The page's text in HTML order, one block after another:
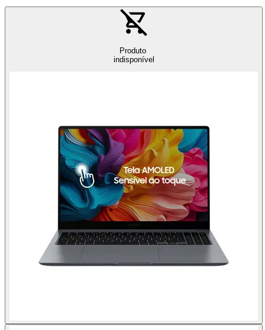
Produto
indisponível